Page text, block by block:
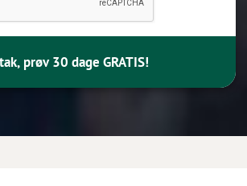
prøv 30 dage GRATIS!